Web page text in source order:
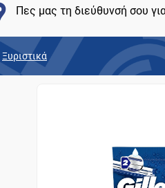
Πες μας τη διεύθυνσή σου
Ξυριστικά